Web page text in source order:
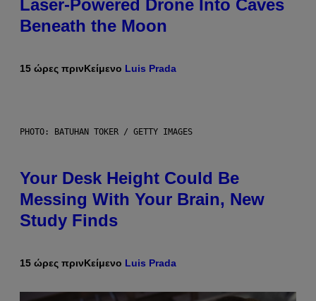
Laser-Powered Drone Into Caves
Beneath the Moon
15 ώρες πρινΚείμενο Luis Prada
PHOTO: BATUHAN TOKER / GETTY IMAGES
Your Desk Height Could Be
Messing With Your Brain, New
Study Finds
15 ώρες πρινΚείμενο Luis Prada